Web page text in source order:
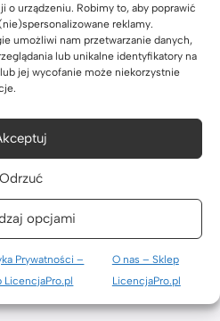
o urządzeniu. Robimy to, aby poprawić
reklamy.
umożliwi nam przetwarzanie danych,
lub unikalne identyfikatory na
jej wycofanie może niekorzystnie
Odrzuć
opcjami
Prywatności –
LicencjaPro.pl
O nas – Sklep
LicencjaPro.pl
zawartej na odległość
przypadku zakupu treści
klucza produktu
terminu, użytkownik wyraża
świadczenia i
prawa do odstąpienia
produktu. Do czasu
do odstąpienia pozostaje w
jest opisany w instrukcji
e-mail po zakupie.
z art. 4 ust. 2 Dyrektywy
TSUE z dnia 3 lipca 2012 r.